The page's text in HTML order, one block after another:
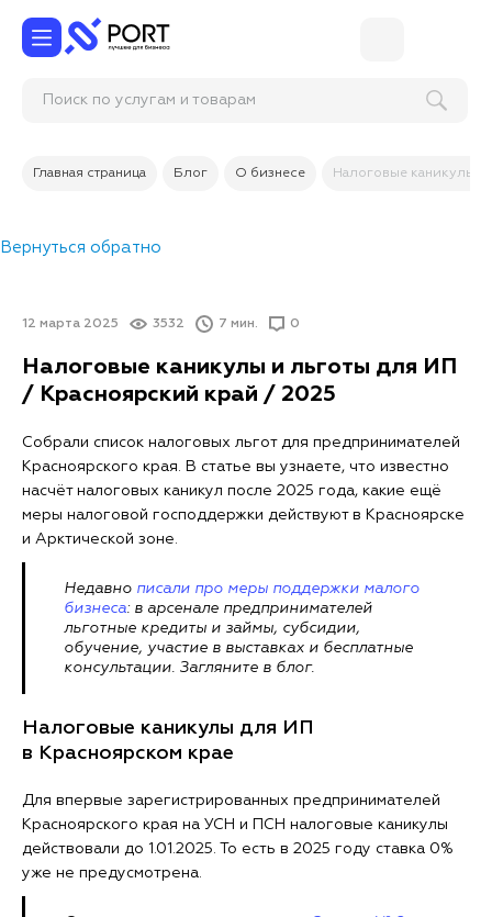
Поиск по услугам и товарам
Главная страница Блог О бизнесе Налоговые каникулы
Вернуться обратно
12 марта 2025 3532 7 мин. 0
Налоговые каникулы и льготы для ИП
/ Красноярский край / 2025
Собрали список налоговых льгот для предпринимателей
Красноярского края. В статье вы узнаете, что известно
насчёт налоговых каникул после 2025 года, какие ещё
меры налоговой господдержки действуют в Красноярске
и Арктической зоне.
Недавно писали про меры поддержки малого
бизнеса: в арсенале предпринимателей
льготные кредиты и займы, субсидии,
обучение, участие в выставках и бесплатные
консультации. Загляните в блог.
Налоговые каникулы для ИП
в Красноярском крае
Для впервые зарегистрированных предпринимателей
Красноярского края на УСН и ПСН налоговые каникулы
действовали до 1.01.2025. То есть в 2025 году ставка 0%
уже не предусмотрена.